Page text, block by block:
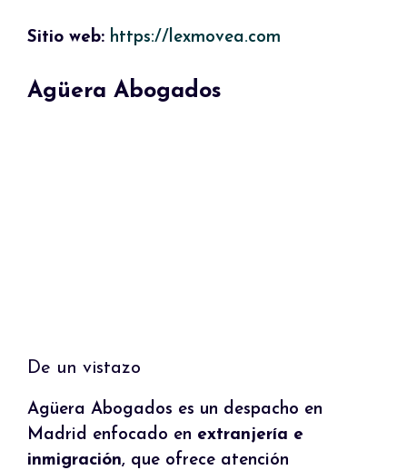
Sitio web: https://lexmovea.com
Agüera Abogados
De un vistazo
Agüera Abogados es un despacho en
Madrid enfocado en extranjería e
inmigración, que ofrece atención